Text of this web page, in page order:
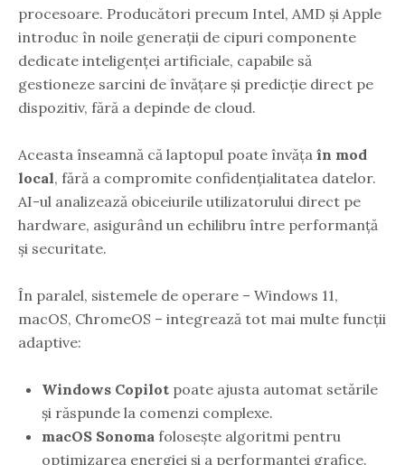
procesoare. Producători precum Intel, AMD și Apple
introduc în noile generații de cipuri componente
dedicate inteligenței artificiale, capabile să
gestioneze sarcini de învățare și predicție direct pe
dispozitiv, fără a depinde de cloud.
Aceasta înseamnă că laptopul poate învăța în mod
local, fără a compromite confidențialitatea datelor.
AI-ul analizează obiceiurile utilizatorului direct pe
hardware, asigurând un echilibru între performanță
și securitate.
În paralel, sistemele de operare – Windows 11,
macOS, ChromeOS – integrează tot mai multe funcții
adaptive:
Windows Copilot poate ajusta automat setările
și răspunde la comenzi complexe.
macOS Sonoma folosește algoritmi pentru
optimizarea energiei și a performanței grafice.